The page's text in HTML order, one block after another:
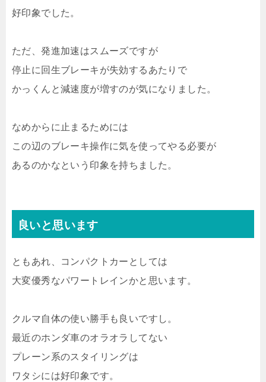
好印象でした。
ただ、発進加速はスムーズですが
停止に回生ブレーキが失効するあたりで
かっくんと減速度が増すのが気になりました。
なめからに止まるためには
この辺のブレーキ操作に気を使ってやる必要が
あるのかなという印象を持ちました。
良いと思います
ともあれ、コンパクトカーとしては
大変優秀なパワートレインかと思います。
クルマ自体の使い勝手も良いですし。
最近のホンダ車のオラオラしてない
プレーン系のスタイリングは
ワタシには好印象です。